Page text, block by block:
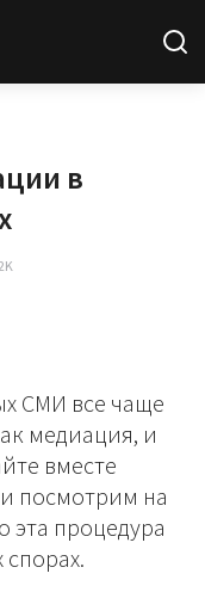
в
СМИ все чаще
медиация, и
вместе
посмотрим на
эта процедура